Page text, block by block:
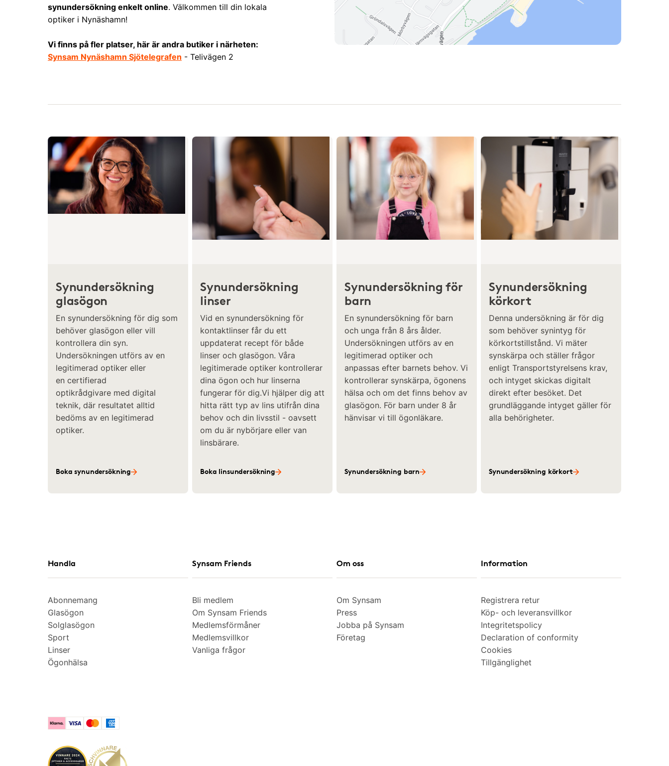
synundersökning enkelt online. Välkommen till din lokala
optiker i Nynäshamn!
Vi finns på fler platser, här är andra butiker i närheten:
Synsam Nynäshamn Sjötelegrafen - Telivägen 2
Synundersökning
glasögon
En synundersökning för dig som
behöver glasögon eller vill
kontrollera din syn.
Undersökningen utförs av en
legitimerad optiker eller
en certifierad
optikrådgivare med digital
teknik, där resultatet alltid
bedöms av en legitimerad
optiker.
Boka synundersökning
Synundersökning
linser
Vid en synundersökning för
kontaktlinser får du ett
uppdaterat recept för både
linser och glasögon. Våra
legitimerade optiker kontrollerar
dina ögon och hur linserna
fungerar för dig.Vi hjälper dig att
hitta rätt typ av lins utifrån dina
behov och din livsstil - oavsett
om du är nybörjare eller van
linsbärare.
Boka linsundersökning
Synundersökning för
barn
En synundersökning för barn
och unga från 8 års ålder.
Undersökningen utförs av en
legitimerad optiker och
anpassas efter barnets behov. Vi
kontrollerar synskärpa, ögonens
hälsa och om det finns behov av
glasögon. För barn under 8 år
hänvisar vi till ögonläkare.
Synundersökning barn
Synundersökning
körkort
Denna undersökning är för dig
som behöver synintyg för
körkortstillstånd. Vi mäter
synskärpa och ställer frågor
enligt Transportstyrelsens krav,
och intyget skickas digitalt
direkt efter besöket. Det
grundläggande intyget gäller för
alla behörigheter.
Synundersökning körkort
Handla
Abonnemang
Glasögon
Solglasögon
Sport
Linser
Ögonhälsa
Synsam Friends
Bli medlem
Om Synsam Friends
Medlemsförmåner
Medlemsvillkor
Vanliga frågor
Om oss
Om Synsam
Press
Jobba på Synsam
Företag
Information
Registrera retur
Köp- och leveransvillkor
Integritetspolicy
Declaration of conformity
Cookies
Tillgänglighet
KlarnaVisa MastercardAmerican Express